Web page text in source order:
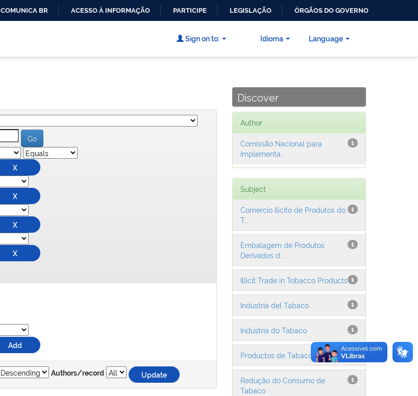
CONTEÚDO
COMUNICA BR ACESSO À INFORMAÇÃO PARTICIPE LEGISLAÇÃO ÓRGÃOS DO GOVERNO
Language
Sign on to: Idioma
Authors/record
Discover
Author
1
Comissão Nacional para
Implementa...
Subject
1
Comércio Ilícito de Produtos do
T...
1
Embalagem de Produtos
Derivados d...
1
Illicit Trade in Tobacco Products
1
Industria del Tabaco
1
Indústria do Tabaco
1
Productos de Tabaco
1
Redução do Consumo de
Tabaco